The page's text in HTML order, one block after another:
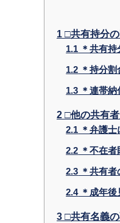
1□共有持分の
1.1 ＊共有
1.2 ＊持分
1.3 ＊連帯
2□他の共有者
2.1 ＊弁護
2.2 ＊不在
2.3 ＊共有
2.4＊成年後
3□共有名義の